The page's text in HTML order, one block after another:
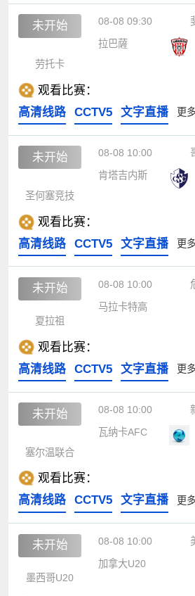
未开始 08-08 09:30
拉巴薩
劳托卡
观看比赛：
高清线路
CCTV5 文字直播 更
未开始 08-08 10:00
肯塔吉内斯
圣何塞竞技
观看比赛：
高清线路
CCTV5 文字直播 更
未开始 08-08 10:00
马拉卡特高
夏拉祖
观看比赛：
高清线路
CCTV5 文字直播 更
未开始 08-08 10:00
瓦纳卡AFC
塞尔温联合
观看比赛：
高清线路
CCTV5 文字直播 更
未开始 08-08 10:00
加拿大U20
墨西哥U20